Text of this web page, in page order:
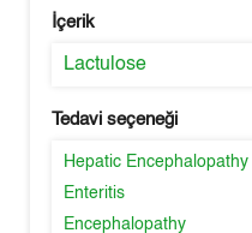
İçerik
Lactulose
Tedavi seçeneği
Hepatic Encephalopathy
Enteritis
Encephalopathy